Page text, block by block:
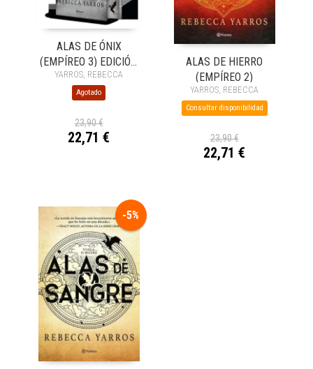
ALAS DE ÓNIX
(EMPÍREO 3) EDICIÓN
LIMITADA CON CANTOS
TINTADOS
YARROS, REBECCA
Agotado
23,90 €
22,71 €
ALAS DE HIERRO
(EMPÍREO 2)
YARROS, REBECCA
Consultar disponibilidad
23,90 €
22,71 €
-5%